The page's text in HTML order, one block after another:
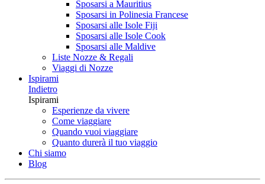
Sposarsi a Mauritius
Sposarsi in Polinesia Francese
Sposarsi alle Isole Fiji
Sposarsi alle Isole Cook
Sposarsi alle Maldive
Liste Nozze & Regali
Viaggi di Nozze
Ispirami
Indietro
Ispirami
Esperienze da vivere
Come viaggiare
Quando vuoi viaggiare
Quanto durerà il tuo viaggio
Chi siamo
Blog